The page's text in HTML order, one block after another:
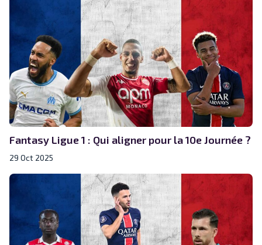
Fantasy Ligue 1 : Qui aligner pour la 10e Journée ?
29 Oct 2025